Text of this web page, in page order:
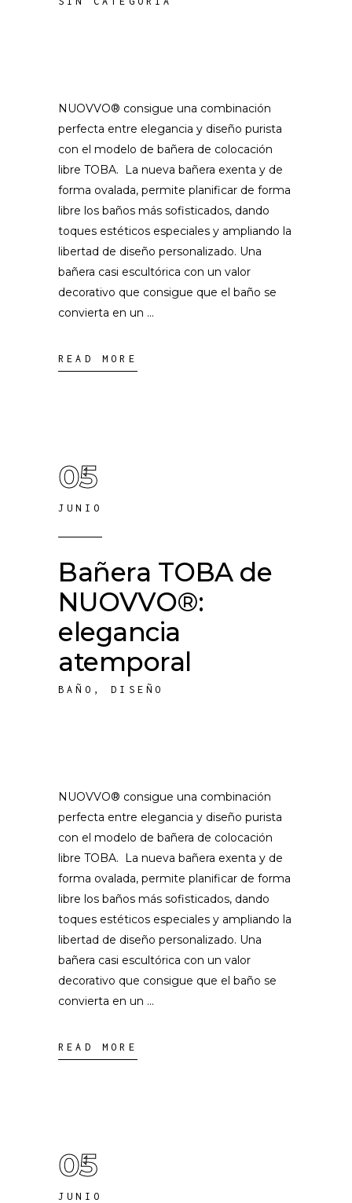
NUOVVO® consigue una combinación
perfecta entre elegancia y diseño purista
con el modelo de bañera de colocación
libre TOBA. La nueva bañera exenta y de
forma ovalada, permite planificar de forma
libre los baños más sofisticados, dando
toques estéticos especiales y ampliando la
libertad de diseño personalizado. Una
bañera casi escultórica con un valor
decorativo que consigue que el baño se
convierta en un
READ MORE
05
JUNIO
Bañera TOBA de
NUOVVO®:
elegancia
atemporal
BAÑO ,DISEÑO
NUOVVO® consigue una combinación
perfecta entre elegancia y diseño purista
con el modelo de bañera de colocación
libre TOBA. La nueva bañera exenta y de
forma ovalada, permite planificar de forma
libre los baños más sofisticados, dando
toques estéticos especiales y ampliando la
libertad de diseño personalizado. Una
bañera casi escultórica con un valor
decorativo que consigue que el baño se
convierta en un
READ MORE
05
JUNIO